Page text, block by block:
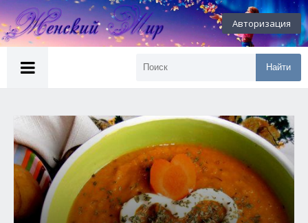
Авторизация
Найти